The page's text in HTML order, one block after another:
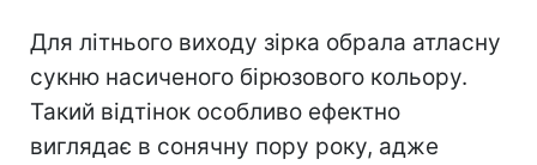
Для літнього виходу зірка обрала атласну
сукню насиченого бірюзового кольору.
Такий відтінок особливо ефектно
виглядає в сонячну пору року, адже